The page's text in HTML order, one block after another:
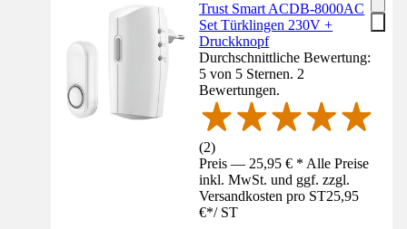
Trust Smart ACDB-8000AC
Set Türklingen 230V +
Druckknopf
Durchschnittliche Bewertung:
5 von 5 Sternen. 2
Bewertungen.
(2)
Preis — 25,95 € * Alle Preise
inkl. MwSt. und ggf. zzgl.
Versandkosten pro ST25,95
€*/ ST